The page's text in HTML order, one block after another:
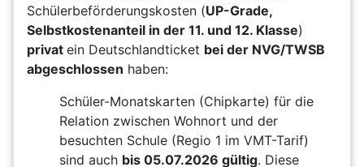
Schülerbeförderungskosten (UP-Grade,
Selbstkostenanteil in der 11. und 12. Klasse)
privat ein Deutschlandticket bei der NVG/TWSB
abgeschlossen haben:
Schüler-Monatskarten (Chipkarte) für die
Relation zwischen Wohnort und der
besuchten Schule (Regio 1 im VMT-Tarif)
sind auch bis 05.07.2026 gültig. Diese